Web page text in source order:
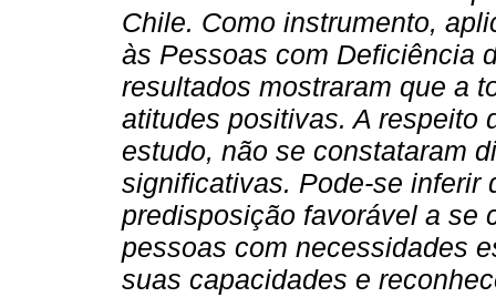
Chile. Como instrumento,
às Pessoas com Deficiência
resultados mostraram que a
atitudes positivas. A respeito
estudo, não se constataram
significativas. Pode-se inferir
predisposição favorável a se
pessoas com necessidades
suas capacidades e